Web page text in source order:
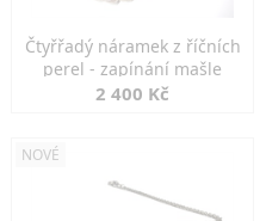
Čtyřřadý náramek z říčních
perel - zapínání mašle
2 400 Kč
NOVÉ